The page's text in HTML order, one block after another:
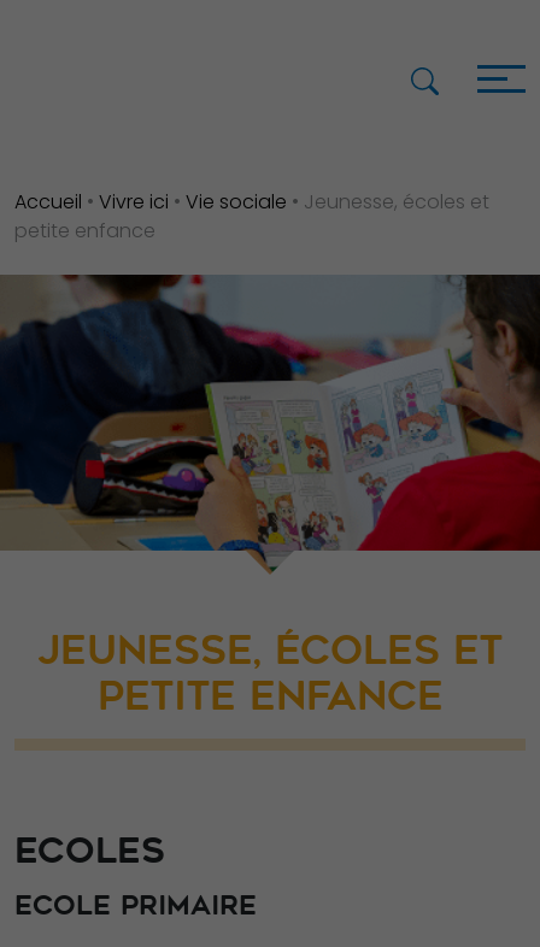
Accueil • Vivre ici • Vie sociale • Jeunesse, écoles et
petite enfance
JEUNESSE, ÉCOLES ET
PETITE ENFANCE
ECOLES
ECOLE PRIMAIRE